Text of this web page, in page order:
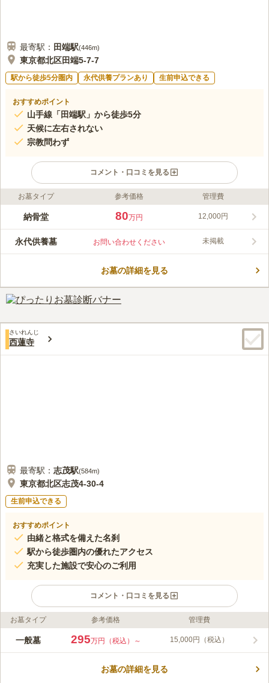
最寄駅： 田端駅(446m)
東京都北区田端5-7-7
駅から徒歩5分圏内 永代供養プランあり 生前申込できる
おすすめポイント
山手線「田端駅」から徒歩5分
天候に左右されない
宗教問わず
コメント・口コミを見る
ライフドット編集部のコメント
最寄り駅は「田端駅」で、駐車場も完備しているのでアクセスが
く、またバリアフリー設備となっていているので、どなたでも不
便を感じることなくご利用いただけるようになっています。 建
金色の絢爛な拝壇が魅力的です。
みんなの評価
4.2 口コミ1件
50代女性
駅に近く、駅周辺には買い物をする場所や食事をする場所も沢山
にあるので、雨の日でも気にせず参拝することができます。
お墓タイプ 参考価格 管理費
納骨堂 80万円 12,000円
永代供養墓 お問い合わせください 未掲載
お墓の詳細を見る
さいれんじ
西蓮寺
最寄駅： 志茂駅(584m)
東京都北区志茂4-30-4
生前申込できる
おすすめポイント
由緒と格式を備えた名刹
駅から徒歩圏内の優れたアクセス
充実した施設で安心のご利用
コメント・口コミを見る
ライフドット編集部のコメント
西蓮寺は、由緒と格式を備えた名刹として、落ち着いた雰囲気の
バス乗車後徒歩約6分と、公共交通機関でのアクセスも良好で
お墓タイプ 参考価格 管理費
一般墓 295万円（税込）～ 15,000円（税込）
お墓の詳細を見る